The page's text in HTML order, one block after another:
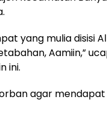
yang mulia disisi
Aamiin,”
ini.
agar